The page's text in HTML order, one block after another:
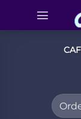
contenido